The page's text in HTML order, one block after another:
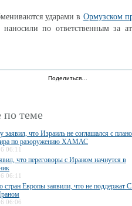
ударами в Ормузском
по ответственным за
Поделиться…
по теме
заявил, что Израиль не соглашался с
по разоружению ХАМАС
06:11
что переговоры с Ираном начнутся в
06:11
стран Европы заявили, что не
06:06